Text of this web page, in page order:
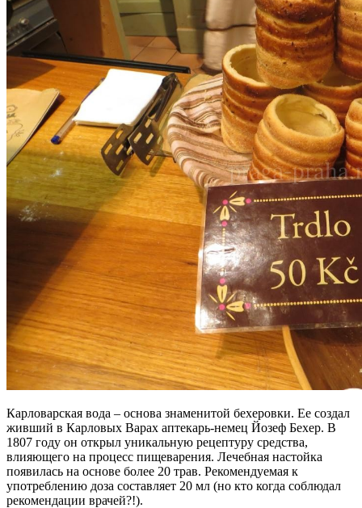
Карловарская вода – основа знаменитой бехеровки. Ее создал
живший в Карловых Варах аптекарь-немец Йозеф Бехер. В
1807 году он открыл уникальную рецептуру средства,
влияющего на процесс пищеварения. Лечебная настойка
появилась на основе более 20 трав. Рекомендуемая к
употреблению доза составляет 20 мл (но кто когда соблюдал
рекомендации врачей?!).